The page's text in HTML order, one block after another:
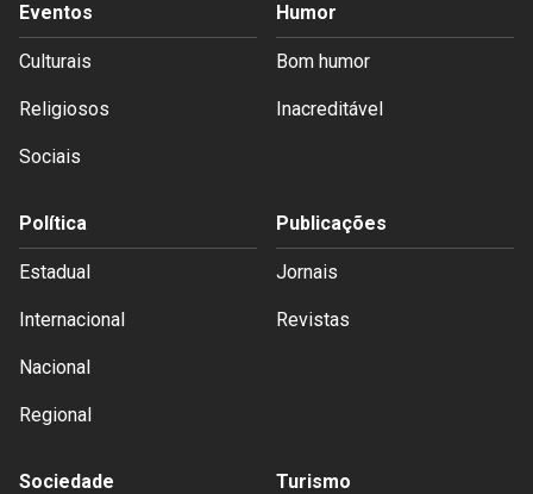
Eventos
Culturais
Religiosos
Sociais
Humor
Bom humor
Inacreditável
Política
Estadual
Internacional
Nacional
Regional
Publicações
Jornais
Revistas
Sociedade Turismo